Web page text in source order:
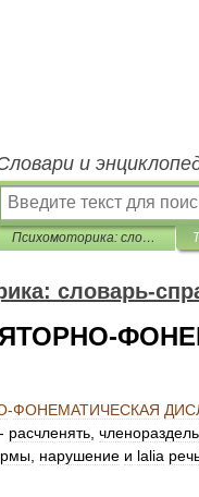
и
Психомоторика: cловарь-справочник
cловарь-
-ФОНЕМАТИЧЕСКАЯ
- расчленять
нарушение и lalia